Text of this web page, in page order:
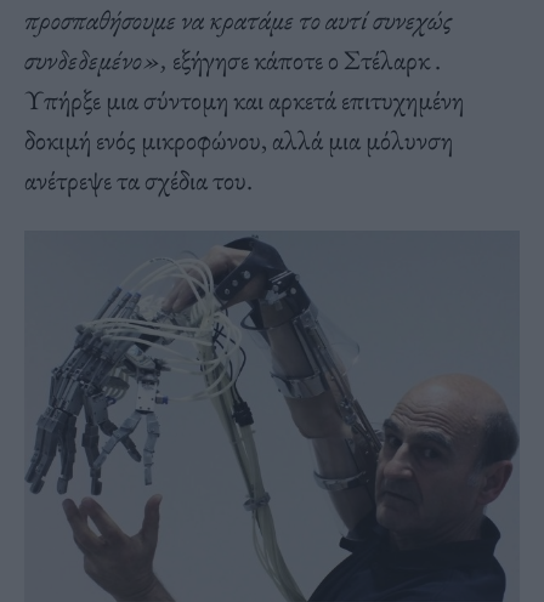
προσπαθήσουμε να κρατάμε το αυτί συνεχώς
συνδεδεμένο», εξήγησε κάποτε ο Στέλαρκ .
Υπήρξε μια σύντομη και αρκετά επιτυχημένη
δοκιμή ενός μικροφώνου, αλλά μια μόλυνση
ανέτρεψε τα σχέδια του.